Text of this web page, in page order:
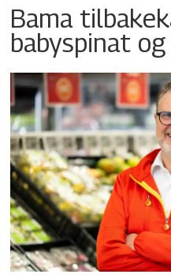
Bama
babyspinat